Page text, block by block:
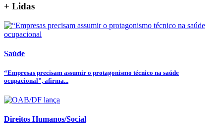
+ Lidas
Saúde
“Empresas precisam assumir o protagonismo técnico na saúde
ocupacional", afirma...
Direitos Humanos/Social